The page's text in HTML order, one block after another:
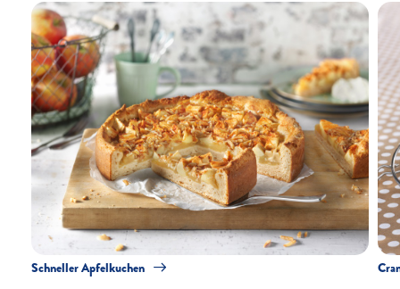
Schneller Apfelkuchen